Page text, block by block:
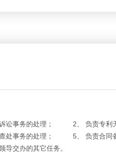
讼事务的处理；
2、 负责专利
处事务的处理；
5、 负责合同
导交办的其它任务。